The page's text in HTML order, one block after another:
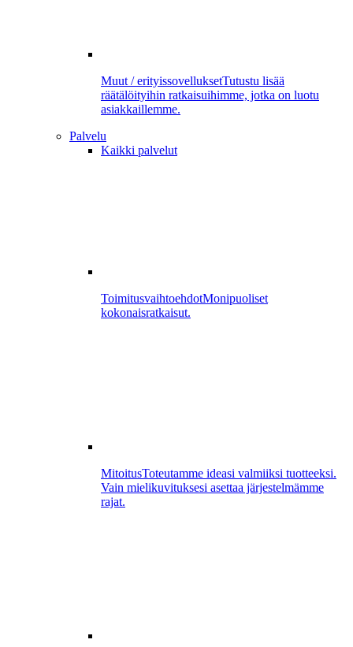
Muut / erityissovelluksetTutustu lisää
räätälöityihin ratkaisuihimme, jotka on luotu
asiakkaillemme.
Palvelu
Kaikki palvelut
ToimitusvaihtoehdotMonipuoliset
kokonaisratkaisut.
MitoitusToteutamme ideasi valmiiksi tuotteeksi.
Vain mielikuvituksesi asettaa järjestelmämme
rajat.